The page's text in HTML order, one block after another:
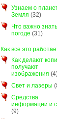
Узнаем о
Земля (32)
Что важно
погоде (31)
Как все это
Как делают
получают
изображения
Свет и лазеры
Средства
информации и
(9)